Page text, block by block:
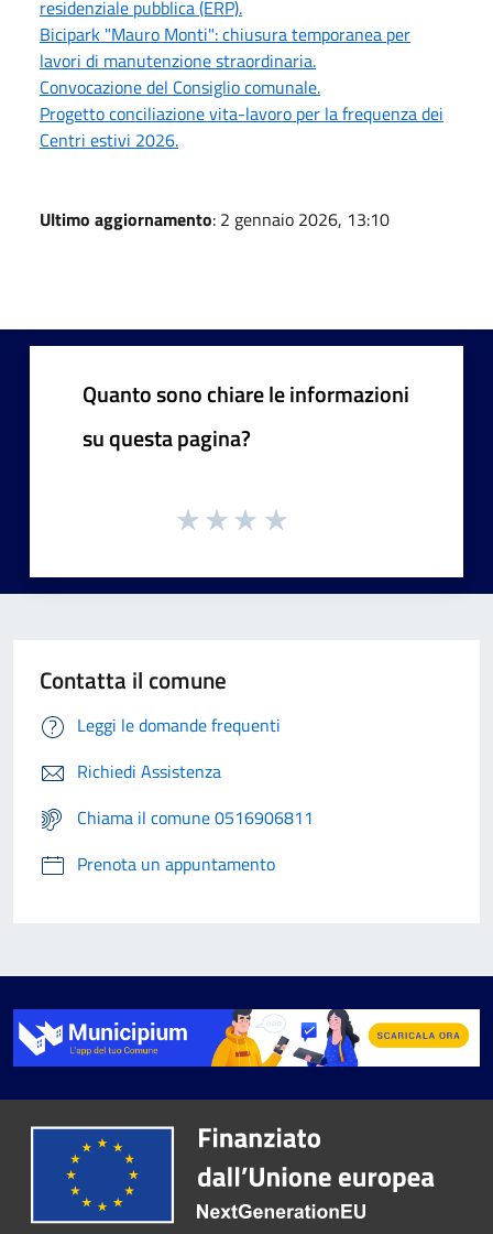
residenziale pubblica (ERP).
Bicipark "Mauro Monti": chiusura temporanea per
lavori di manutenzione straordinaria.
Convocazione del Consiglio comunale.
Progetto conciliazione vita-lavoro per la frequenza dei
Centri estivi 2026.
Ultimo aggiornamento: 2 gennaio 2026, 13:10
Quanto sono chiare le informazioni
su questa pagina?
Contatta il comune
Leggi le domande frequenti
Richiedi Assistenza
Chiama il comune 0516906811
Prenota un appuntamento